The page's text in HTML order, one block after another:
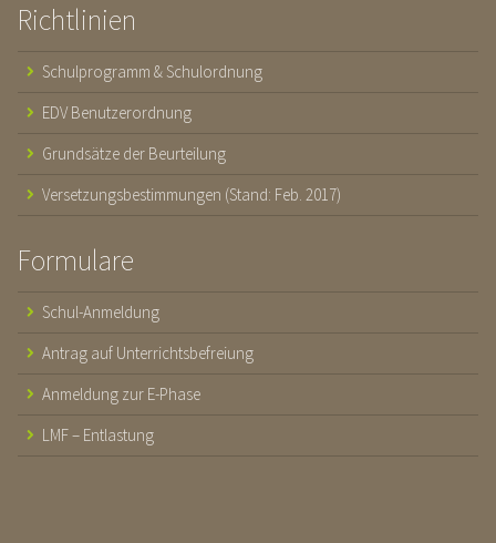
Richtlinien
Schulprogramm & Schulordnung
EDV Benutzerordnung
Grundsätze der Beurteilung
Versetzungsbestimmungen (Stand: Feb. 2017)
Formulare
Schul-Anmeldung
Antrag auf Unterrichtsbefreiung
Anmeldung zur E-Phase
LMF – Entlastung